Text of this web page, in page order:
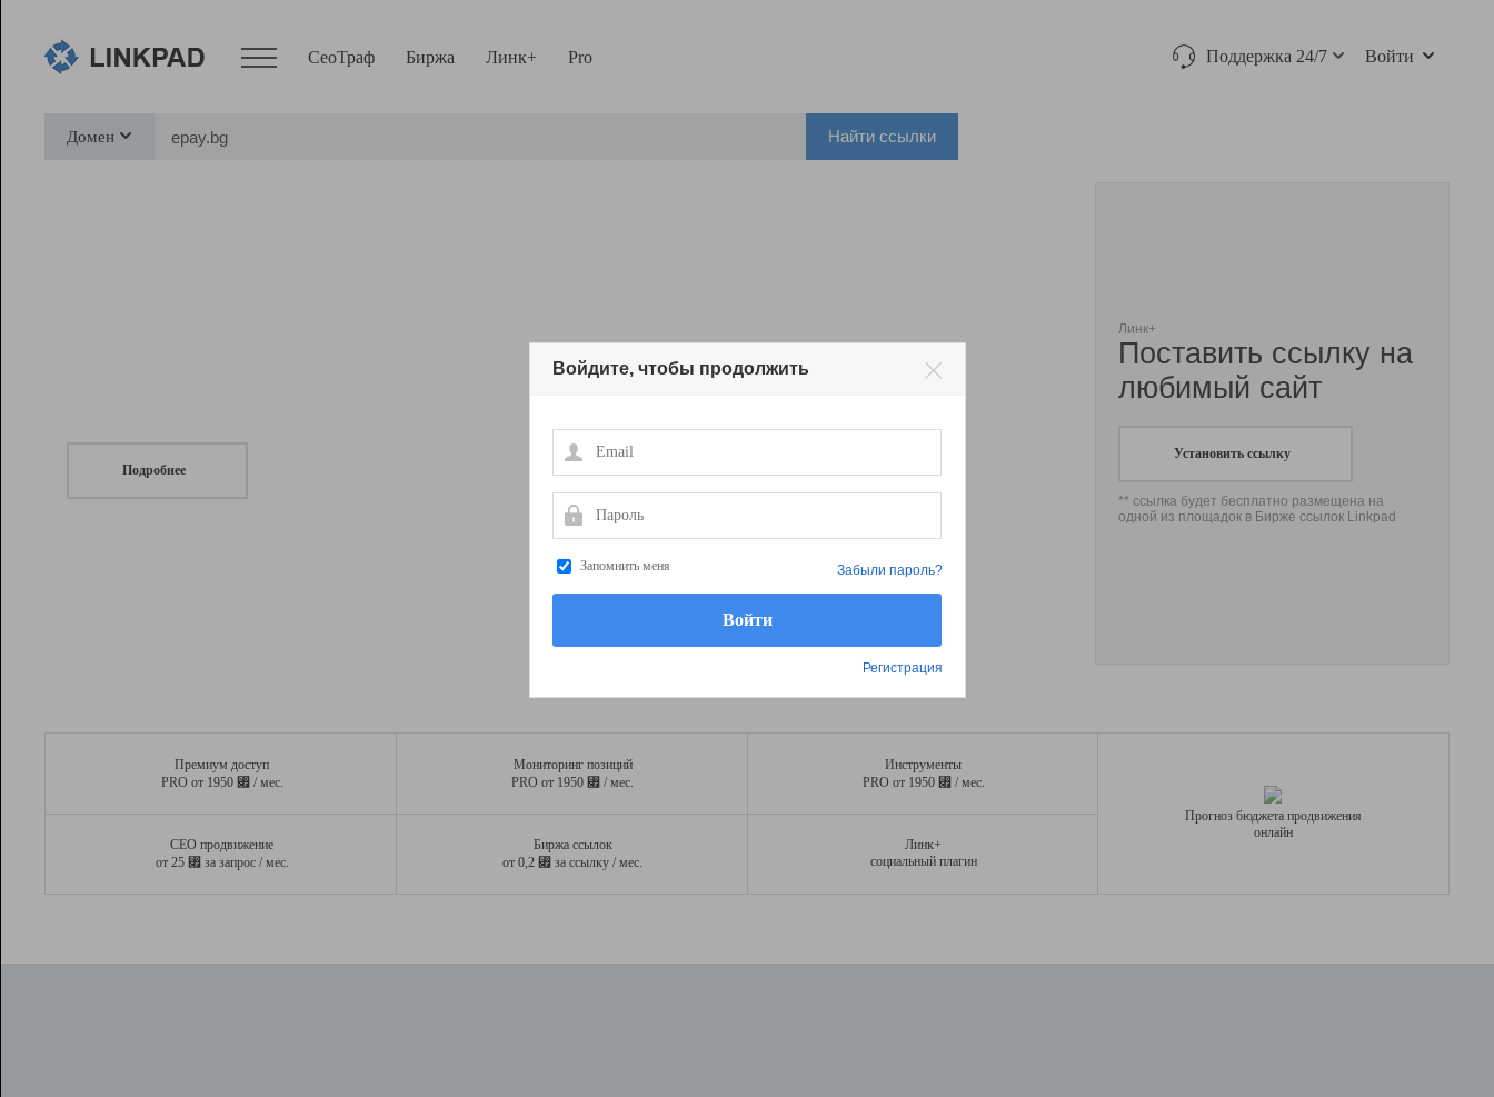
СеоТраф Биржа Линк+ Pro Поддержка 24/7 Войти
Домен Найти ссылки
Подробнее
Линк+
Поставить ссылку на
любимый сайт
Установить ссылку
** ссылка будет бесплатно размещена на
одной из площадок в Бирже ссылок Linkpad
Премиум доступ
PRO от 1950 ⃏ / мес.
Мониторинг позиций
PRO от 1950 ⃏ / мес.
Инструменты
PRO от 1950 ⃏ / мес.
СЕО продвижение
от 25 ⃏ за запрос / мес.
Биржа ссылок
от 0,2 ⃏ за ссылку / мес.
Линк+
социальный плагин
Прогноз бюджета продвижения
онлайн
Войдите, чтобы продолжить
Email
Пароль
Запомнить меня
Регистрация
Забыли пароль?